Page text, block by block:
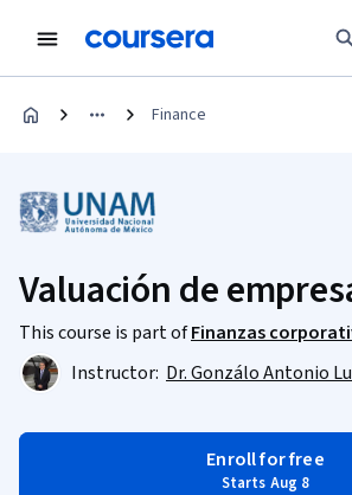
Finance
Valuación de
This course is part ofFinanzas
Instructor: Dr. Gonzálo Antonio
Enroll for free
Starts Aug 8